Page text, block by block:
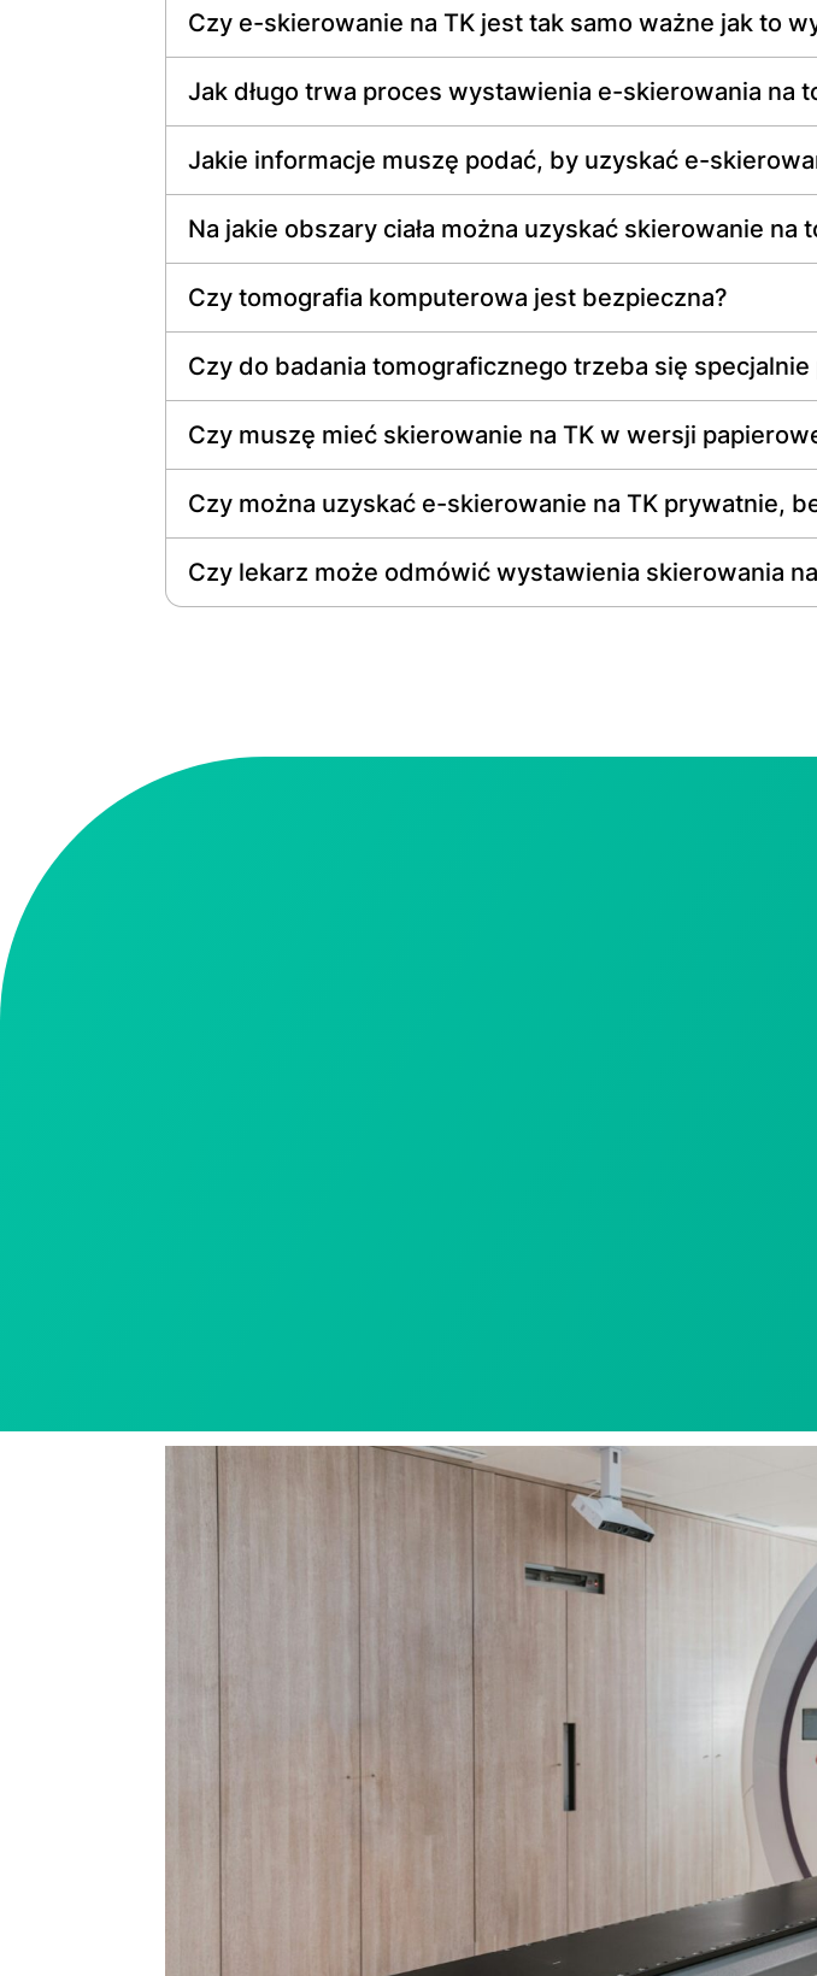
Czy e-skierowanie na TK jest tak samo ważne jak to
Jak długo trwa proces wystawienia e-skierowania na
Jakie informacje muszę podać, by uzyskać e-
Na jakie obszary ciała można uzyskać skierowanie na
Czy tomografia komputerowa jest bezpieczna?
Czy do badania tomograficznego trzeba się
Czy muszę mieć skierowanie na TK w wersji
Czy można uzyskać e-skierowanie na TK prywatnie,
Czy lekarz może odmówić wystawienia skierowania